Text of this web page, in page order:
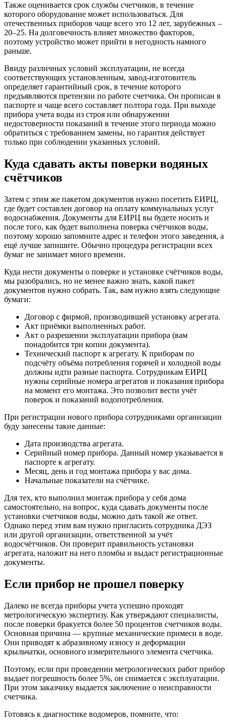
Также оценивается срок службы счетчиков, в течение
которого оборудование может использоваться. Для
отечественных приборов чаще всего это 12 лет, зарубежных –
20–25. На долговечность влияет множество факторов,
поэтому устройство может прийти в негодность намного
раньше.
Ввиду различных условий эксплуатации, не всегда
соответствующих установленным, завод-изготовитель
определяет гарантийный срок, в течение которого
предъявляются претензии по работе счетчика. Он прописан в
паспорте и чаще всего составляет полтора года. При выходе
прибора учета воды из строя или обнаружении
недостоверности показаний в течение этого периода можно
обратиться с требованием замены, но гарантия действует
только при соблюдении указанных условий.
Куда сдавать акты поверки водяных
счётчиков
Затем с этим же пакетом документов нужно посетить ЕИРЦ,
где будет составлен договор на оплату коммунальных услуг
водоснабжения. Документы для ЕИРЦ вы будете носить и
после того, как будет выполнена поверка счётчиков воды,
поэтому хорошо запомните адрес и телефон этого заведения, а
ещё лучше запишите. Обычно процедура регистрации всех
бумаг не занимает много времени.
Куда нести документы о поверке и установке счётчиков воды,
мы разобрались, но не менее важно знать, какой пакет
документов нужно собрать. Так, вам нужно взять следующие
бумаги:
Договор с фирмой, производившей установку агрегата.
Акт приёмки выполненных работ.
Акт о разрешении эксплуатации прибора (вам
понадобится три копии документа).
Технический паспорт к агрегату. К приборам по
подсчёту объёма потребления горячей и холодной воды
должны идти разные паспорта. Сотрудникам ЕИРЦ
нужны серийные номера агрегатов и показания прибора
на момент его монтажа. Это позволит вести учёт
поверок и показаний водопотребления.
При регистрации нового прибора сотрудниками организации
буду занесены такие данные:
Дата производства агрегата.
Серийный номер прибора. Данный номер указывается в
паспорте к агрегату.
Месяц, день и год монтажа прибора у вас дома.
Начальные показатели на счётчике.
Для тех, кто выполнил монтаж прибора у себя дома
самостоятельно, на вопрос, куда сдавать документы после
установки счетчиков воды, можно дать такой же ответ.
Однако перед этим вам нужно пригласить сотрудника ДЭЗ
или другой организации, ответственной за учёт
водосчётчиков. Он проверит правильность установки
агрегата, наложит на него пломбы и выдаст регистрационные
документы.
Если прибор не прошел поверку
Далеко не всегда приборы учета успешно проходят
метрологическую экспертизу. Как утверждают специалисты,
после поверки бракуется более 50 процентов счетчиков воды.
Основная причина — крупные механические примеси в воде.
Они приводят к абразивному износу и деформации
крыльчатки, основного измерительного элемента счетчика.
Поэтому, если при проведении метрологических работ прибор
выдает погрешность более 5%, он снимается с эксплуатации.
При этом заказчику выдается заключение о неисправности
счетчика.
Готовясь к диагностике водомеров, помните, что: